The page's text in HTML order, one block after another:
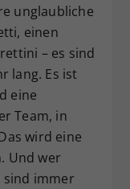
unglaubliche
einen
– es sind
lang. Es ist
eine
Team, in
wird eine
Und wer
sind immer